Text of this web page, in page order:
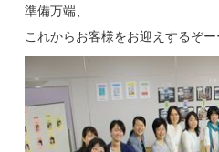
準備万端、
これからお客様をお迎えするぞー